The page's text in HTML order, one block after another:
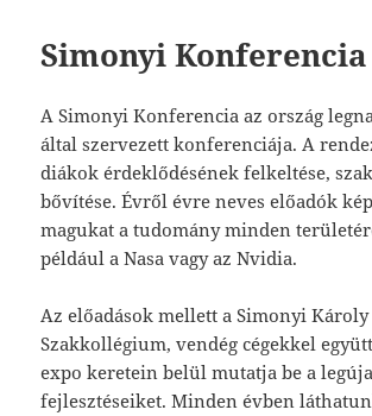
Simonyi Konferencia
A Simonyi Konferencia az ország
által szervezett konferenciája. A
diákok érdeklődésének felkeltése,
bővítése. Évről évre neves előadók
magukat a tudomány minden
például a Nasa vagy az Nvidia.
Az előadások mellett a Simonyi Károly
Szakkollégium, vendég cégekkel
expo keretein belül mutatja be a
fejlesztéseiket. Minden évben